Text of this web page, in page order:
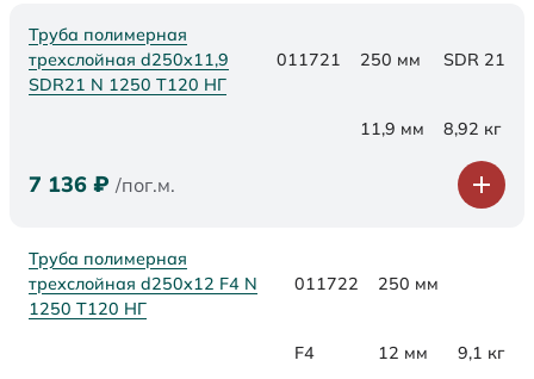
Труба полимерная
трехслойная d250x11,9
SDR21 N 1250 Т120 НГ
011721 250 мм SDR 21
11,9 мм 8,92 кг
7 136 ₽ /пог.м.
Труба полимерная
трехслойная d250x12 F4 N
1250 Т120 НГ
011722 250 мм
F4 12 мм 9,1 кг